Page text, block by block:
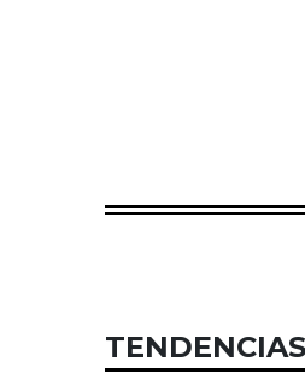
TENDENCIAS